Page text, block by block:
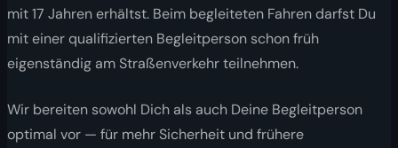
mit 17 Jahren erhältst. Beim begleiteten Fahren darfst Du
mit einer qualifizierten Begleitperson schon früh
eigenständig am Straßenverkehr teilnehmen.
Wir bereiten sowohl Dich als auch Deine Begleitperson
optimal vor — für mehr Sicherheit und frühere